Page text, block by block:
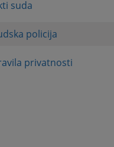
suda
policija
privatnosti